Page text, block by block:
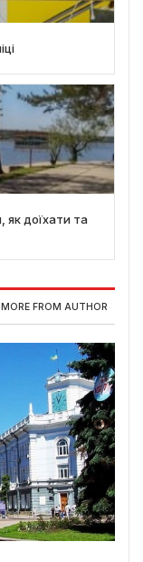
як доїхати та
MORE FROM AUTHOR